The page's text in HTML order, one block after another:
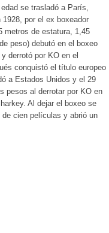
se trasladó a París,
por el ex boxeador
metros de estatura, 1,45
peso) debutó en el boxeo
derrotó por KO en el
conquistó el título europeo
a Estados Unidos y el 29
pesos al derrotar por KO en
Al dejar el boxeo se
cien películas y abrió un